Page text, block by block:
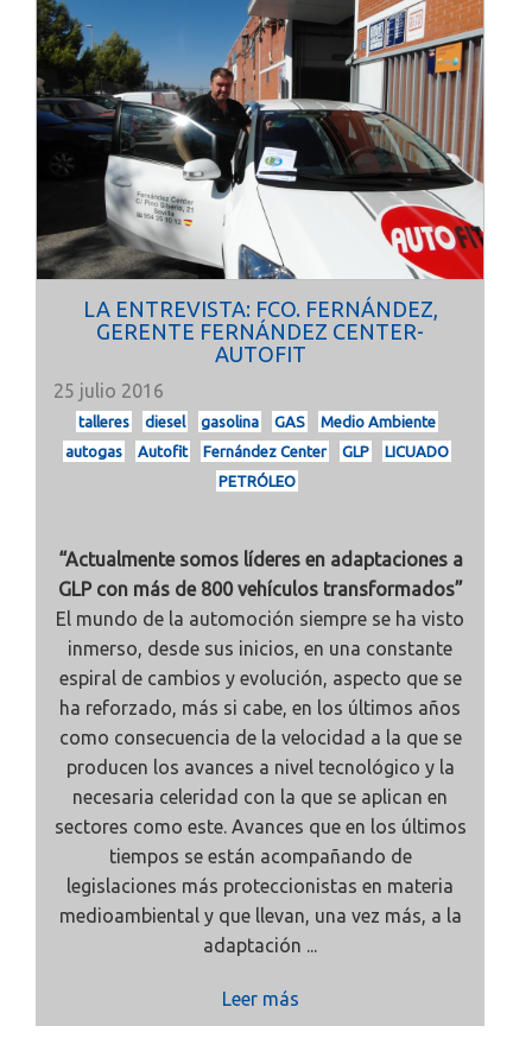
LA ENTREVISTA: FCO. FERNÁNDEZ,
GERENTE FERNÁNDEZ CENTER-
AUTOFIT
25 julio 2016
talleres diesel gasolina GAS
Medio Ambiente
autogas
Autofit Fernández Center GLP
LICUADO
PETRÓLEO
“Actualmente somos líderes en adaptaciones a
GLP con más de 800 vehículos transformados”
El mundo de la automoción siempre se ha visto
inmerso, desde sus inicios, en una constante
espiral de cambios y evolución, aspecto que se
ha reforzado, más si cabe, en los últimos años
como consecuencia de la velocidad a la que se
producen los avances a nivel tecnológico y la
necesaria celeridad con la que se aplican en
sectores como este. Avances que en los últimos
tiempos se están acompañando de
legislaciones más proteccionistas en materia
medioambiental y que llevan, una vez más, a la
adaptación ...
Leer más